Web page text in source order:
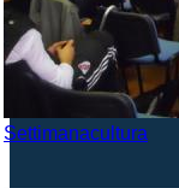
Settimanacultura